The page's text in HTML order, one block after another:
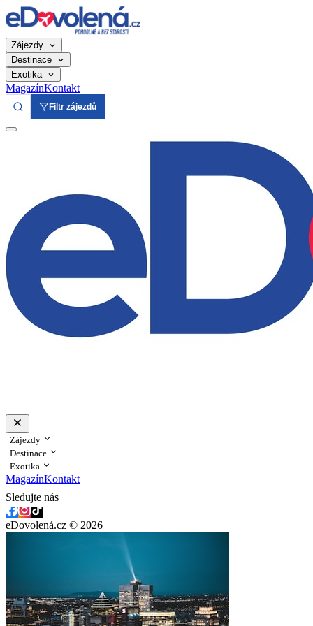
Zájezdy
Destinace
Exotika
MagazínKontakt
Filtr zájezdů
Zájezdy
Destinace
Exotika
MagazínKontakt
Sledujte nás
eDovolená.cz © 2026